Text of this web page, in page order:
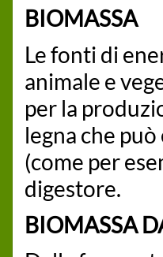
BIOMASSA
Le fonti di
animale e
per la
legna che
(come per
digestore.
BIOMASSA